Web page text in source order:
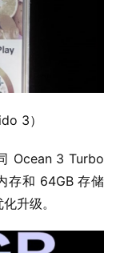
3）
Ocean 3 Turbo
存和 64GB 存储
升级。